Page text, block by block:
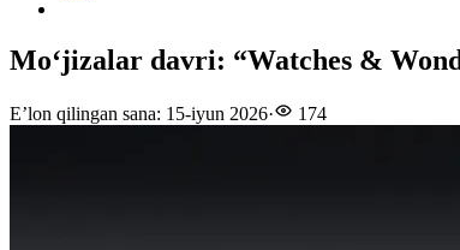
Mo‘jizalar davri: “Watches &
E’lon qilingan sana: 15-iyun 2026· 174